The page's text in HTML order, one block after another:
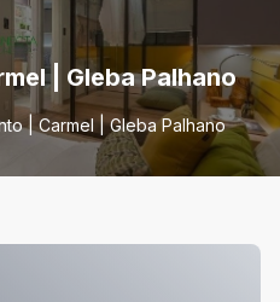
| Gleba Palhano
| Carmel | Gleba Palhano